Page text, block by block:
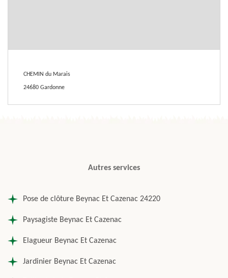
CHEMIN du Marais
24680 Gardonne
Autres services
Pose de clôture Beynac Et Cazenac 24220
Paysagiste Beynac Et Cazenac
Elagueur Beynac Et Cazenac
Jardinier Beynac Et Cazenac